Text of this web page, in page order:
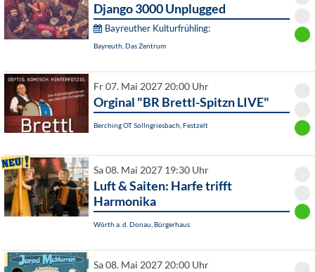
Django 3000 Unplugged
Bayreuther Kulturfrühling:
Bayreuth, Das Zentrum
Fr 07. Mai 2027 20:00 Uhr
Orginal "BR Brettl-Spitzn LIVE"
Berching OT Sollngriesbach, Festzelt
Sa 08. Mai 2027 19:30 Uhr
Luft & Saiten: Harfe trifft
Harmonika
Wörth a. d. Donau, Bürgerhaus
Sa 08. Mai 2027 20:00 Uhr